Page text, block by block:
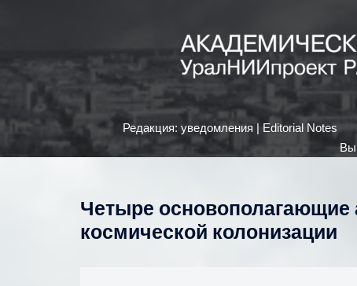
Редакция: уведомления | Editorial Notes
Четыре основополагающие
космической колонизации